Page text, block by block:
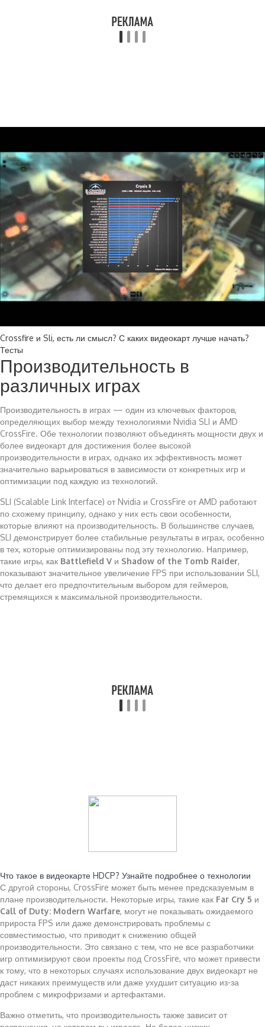
Crossfire и Sli, есть ли смысл? С каких видеокарт лучше начать?
Тесты
Производительность в
различных играх
Производительность в играх — один из ключевых факторов,
определяющих выбор между технологиями Nvidia SLI и AMD
CrossFire. Обе технологии позволяют объединять мощности двух и
более видеокарт для достижения более высокой
производительности в играх, однако их эффективность может
значительно варьироваться в зависимости от конкретных игр и
оптимизации под каждую из технологий.
SLI (Scalable Link Interface) от Nvidia и CrossFire от AMD работают
по схожему принципу, однако у них есть свои особенности,
которые влияют на производительность. В большинстве случаев,
SLI демонстрирует более стабильные результаты в играх, особенно
в тех, которые оптимизированы под эту технологию. Например,
такие игры, как Battlefield V и Shadow of the Tomb Raider,
показывают значительное увеличение FPS при использовании SLI,
что делает его предпочтительным выбором для геймеров,
стремящихся к максимальной производительности.
Что такое в видеокарте HDCP? Узнайте подробнее о технологии
С другой стороны, CrossFire может быть менее предсказуемым в
плане производительности. Некоторые игры, такие как Far Cry 5 и
Call of Duty: Modern Warfare, могут не показывать ожидаемого
прироста FPS или даже демонстрировать проблемы с
совместимостью, что приводит к снижению общей
производительности. Это связано с тем, что не все разработчики
игр оптимизируют свои проекты под CrossFire, что может привести
к тому, что в некоторых случаях использование двух видеокарт не
даст никаких преимуществ или даже ухудшит ситуацию из-за
проблем с микрофризами и артефактами.
Важно отметить, что производительность также зависит от